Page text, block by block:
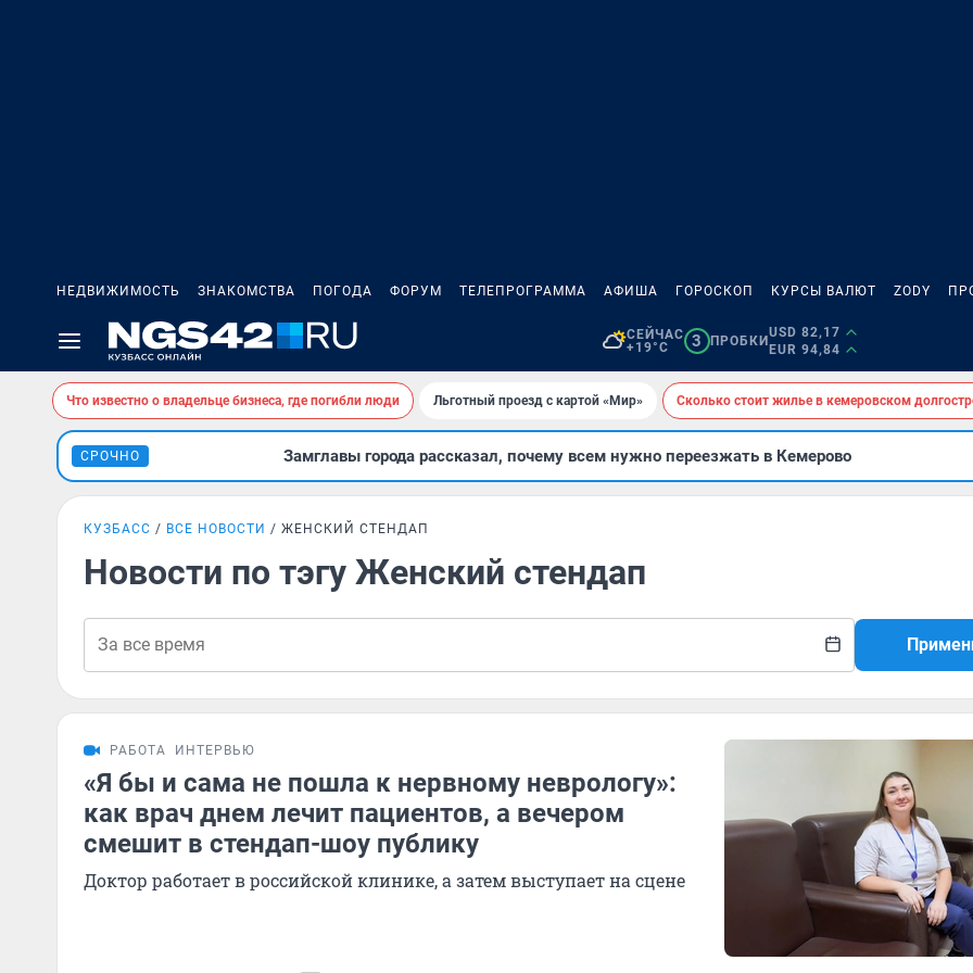
НЕДВИЖИМОСТЬ ЗНАКОМСТВА ПОГОДА ФОРУМ ТЕЛЕПРОГРАММА АФИША ГОРОСКОП КУРСЫ ВАЛЮТ ZODY
СЕЙЧАС
+19°C
3 ПРОБКИ
USD 82,17
EUR 94,84
Что известно о владельце бизнеса, где погибли люди Льготный проезд с картой «Мир» Сколько стоит жилье в кемеровском
СРОЧНО Замглавы города рассказал, почему всем нужно переезжать в Кемерово
КУЗБАСС ВСЕ НОВОСТИ ЖЕНСКИЙ СТЕНДАП
Новости по тэгу Женский стендап
РАБОТА ИНТЕРВЬЮ
«Я бы и сама не пошла к нервному неврологу»:
как врач днем лечит пациентов, а вечером
смешит в стендап-шоу публику
Доктор работает в российской клинике, а затем выступает на сцене